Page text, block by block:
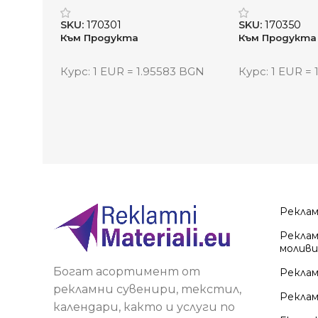
SKU: 170301
Към Продукта
Курс: 1 EUR = 1.95583 BGN
SKU: 170350
Към Продукта
Курс: 1 EUR =
Богат асортимент от
рекламни сувенири, текстил,
календари, както и услуги по
моливи